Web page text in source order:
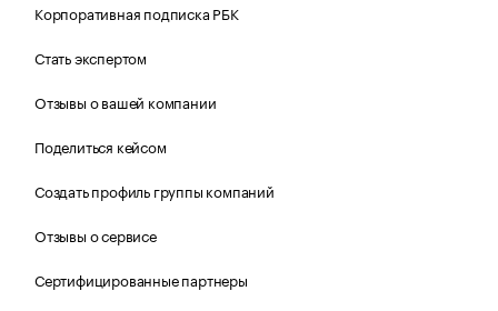
Корпоративная подписка РБК
Стать экспертом
Отзывы о вашей компании
Поделиться кейсом
Создать профиль группы компаний
Отзывы о сервисе
Сертифицированные партнеры